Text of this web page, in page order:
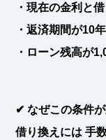
・現在の金利と
・返済期間が10
・ ローン残高が
✔なぜこの条件
借り換えには手